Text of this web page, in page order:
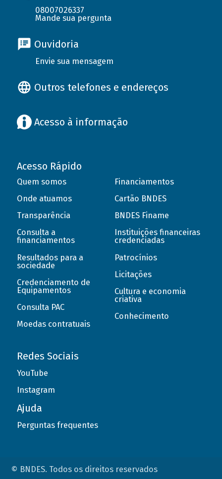
08007026337
Mande sua pergunta
Ouvidoria
Envie sua mensagem
Outros telefones e endereços
Acesso à informação
Acesso Rápido
Quem somos
Onde atuamos
Transparência
Consulta a
financiamentos
Resultados para a
sociedade
Credenciamento de
Equipamentos
Consulta PAC
Moedas contratuais
Financiamentos
Cartão BNDES
BNDES Finame
Instituições financeiras
credenciadas
Patrocínios
Licitações
Cultura e economia
criativa
Conhecimento
Redes Sociais
YouTube
Instagram
Ajuda
Perguntas frequentes
© BNDES. Todos os direitos reservados